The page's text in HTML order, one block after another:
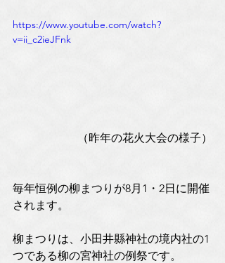
https://www.youtube.com/watch?
v=ii_c2ieJFnk
（昨年の花火大会の様子）
毎年恒例の柳まつりが8月1・2日に開催
されます。
柳まつりは、小田井縣神社の境内社の1
つである柳の宮神社の例祭です。